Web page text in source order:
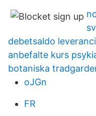
debetsaldo
anbefalte kurs
botaniska
oJGn
FR